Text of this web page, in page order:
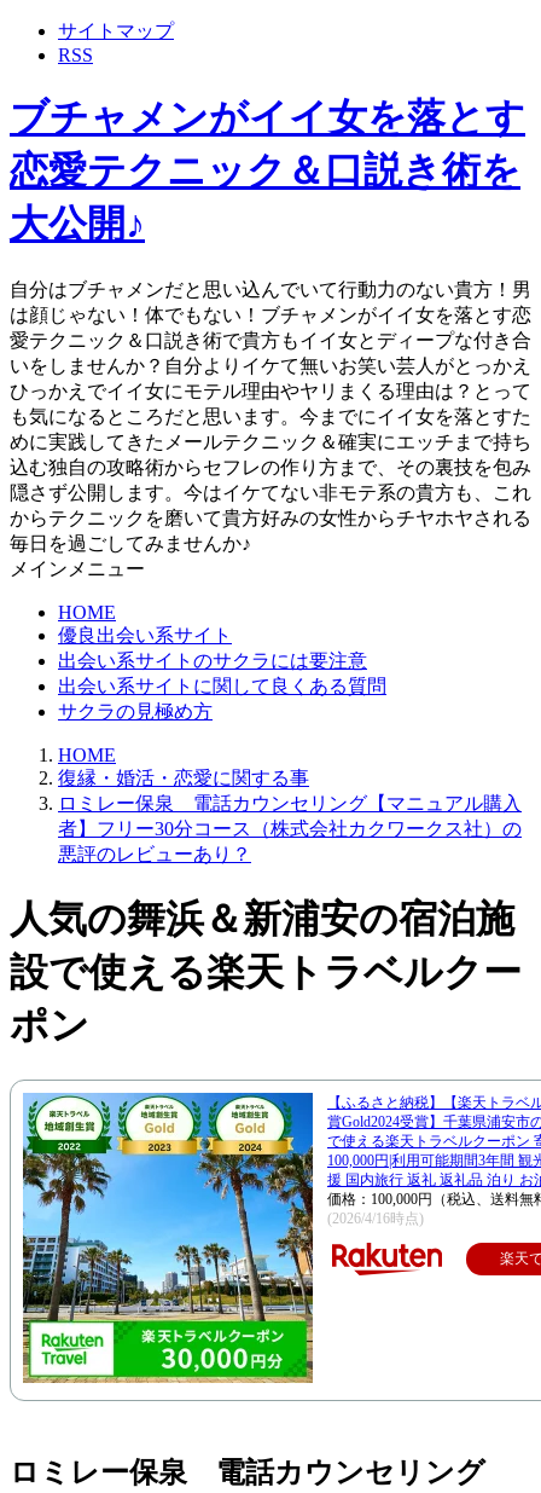
サイトマップ
RSS
ブチャメンがイイ女を落とす
恋愛テクニック＆口説き術を
大公開♪
自分はブチャメンだと思い込んでいて行動力のない貴方！男
は顔じゃない！体でもない！ブチャメンがイイ女を落とす恋
愛テクニック＆口説き術で貴方もイイ女とディープな付き合
いをしませんか？自分よりイケて無いお笑い芸人がとっかえ
ひっかえでイイ女にモテル理由やヤリまくる理由は？とって
も気になるところだと思います。今までにイイ女を落とすた
めに実践してきたメールテクニック＆確実にエッチまで持ち
込む独自の攻略術からセフレの作り方まで、その裏技を包み
隠さず公開します。今はイケてない非モテ系の貴方も、これ
からテクニックを磨いて貴方好みの女性からチヤホヤされる
毎日を過ごしてみませんか♪
メインメニュー
HOME
優良出会い系サイト
出会い系サイトのサクラには要注意
出会い系サイトに関して良くある質問
サクラの見極め方
HOME
復縁・婚活・恋愛に関する事
ロミレー保泉 電話カウンセリング【マニュアル購入
者】フリー30分コース（株式会社カクワークス社）の
悪評のレビューあり？
人気の舞浜＆新浦安の宿泊施
設で使える楽天トラベルクー
ポン
【ふるさと納税】【楽天トラベ
賞Gold2024受賞】千葉県浦安市
で使える楽天トラベルクーポン
100,000円|利用可能期間3年間 観
援 国内旅行 返礼 返礼品 泊り お
価格：100,000円（税込、送料無
(2026/4/16時点)
楽天
ロミレー保泉 電話カウンセリング